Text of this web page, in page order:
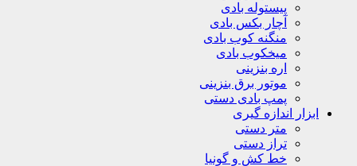
پیستوله بادی
آچار بکس بادی
منگنه کوب بادی
میخکوب بادی
اره بنزینی
موتور برق بنزینی
پمپ بادی دستی
ابزار اندازه گیری
متر دستی
تراز دستی
خط کش و گونیا